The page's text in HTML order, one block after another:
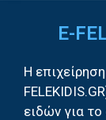
E-
Η
ειδών για το